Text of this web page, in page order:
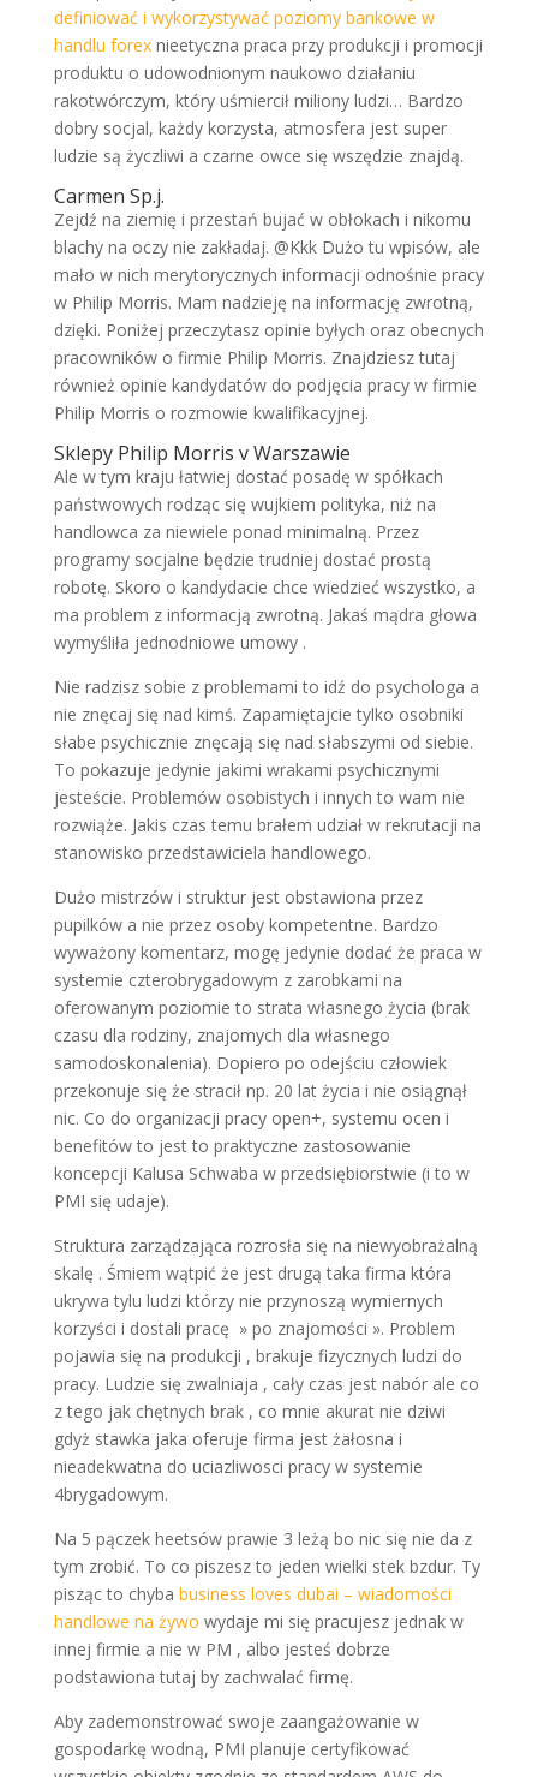
definiować i wykorzystywać poziomy bankowe w
handlu forexnieetyczna praca przy produkcji i promocji
produktu o udowodnionym naukowo działaniu
rakotwórczym, który uśmiercił miliony ludzi… Bardzo
dobry socjal, każdy korzysta, atmosfera jest super
ludzie są życzliwi a czarne owce się wszędzie znajdą.
Carmen Sp.j.
Zejdź na ziemię i przestań bujać w obłokach i nikomu
blachy na oczy nie zakładaj. @Kkk Dużo tu wpisów, ale
mało w nich merytorycznych informacji odnośnie pracy
w Philip Morris. Mam nadzieję na informację zwrotną,
dzięki. Poniżej przeczytasz opinie byłych oraz obecnych
pracowników o firmie Philip Morris. Znajdziesz tutaj
również opinie kandydatów do podjęcia pracy w firmie
Philip Morris o rozmowie kwalifikacyjnej.
Sklepy Philip Morris v Warszawie
Ale w tym kraju łatwiej dostać posadę w spółkach
państwowych rodząc się wujkiem polityka, niż na
handlowca za niewiele ponad minimalną. Przez
programy socjalne będzie trudniej dostać prostą
robotę. Skoro o kandydacie chce wiedzieć wszystko, a
ma problem z informacją zwrotną. Jakaś mądra głowa
wymyśliła jednodniowe umowy .
Nie radzisz sobie z problemami to idź do psychologa a
nie znęcaj się nad kimś. Zapamiętajcie tylko osobniki
słabe psychicznie znęcają się nad słabszymi od siebie.
To pokazuje jedynie jakimi wrakami psychicznymi
jesteście. Problemów osobistych i innych to wam nie
rozwiąże. Jakis czas temu brałem udział w rekrutacji na
stanowisko przedstawiciela handlowego.
Dużo mistrzów i struktur jest obstawiona przez
pupilków a nie przez osoby kompetentne. Bardzo
wyważony komentarz, mogę jedynie dodać że praca w
systemie czterobrygadowym z zarobkami na
oferowanym poziomie to strata własnego życia (brak
czasu dla rodziny, znajomych dla własnego
samodoskonalenia). Dopiero po odejściu człowiek
przekonuje się że stracił np. 20 lat życia i nie osiągnął
nic. Co do organizacji pracy open+, systemu ocen i
benefitów to jest to praktyczne zastosowanie
koncepcji Kalusa Schwaba w przedsiębiorstwie (i to w
PMI się udaje).
Struktura zarządzająca rozrosła się na niewyobrażalną
skalę . Śmiem wątpić że jest drugą taka firma która
ukrywa tylu ludzi którzy nie przynoszą wymiernych
korzyści i dostali pracę » po znajomości ». Problem
pojawia się na produkcji , brakuje fizycznych ludzi do
pracy. Ludzie się zwalniaja , cały czas jest nabór ale co
z tego jak chętnych brak , co mnie akurat nie dziwi
gdyż stawka jaka oferuje firma jest żałosna i
nieadekwatna do uciazliwosci pracy w systemie
4brygadowym.
Na 5 pączek heetsów prawie 3 leżą bo nic się nie da z
tym zrobić. To co piszesz to jeden wielki stek bzdur. Ty
pisząc to chyba business loves dubai – wiadomości
handlowe na żywo wydaje mi się pracujesz jednak w
innej firmie a nie w PM , albo jesteś dobrze
podstawiona tutaj by zachwalać firmę.
Aby zademonstrować swoje zaangażowanie w
gospodarkę wodną, PMI planuje certyfikować